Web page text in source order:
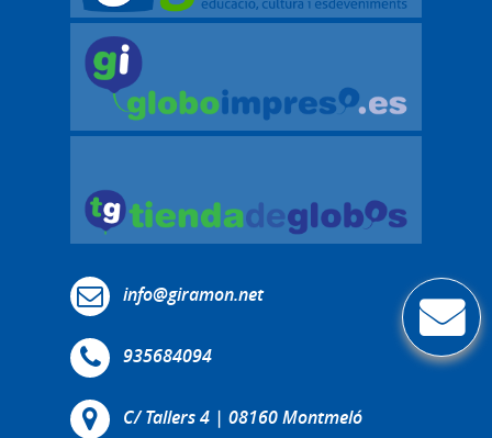
info@giramon.net
935684094
C/ Tallers 4 | 08160 Montmeló